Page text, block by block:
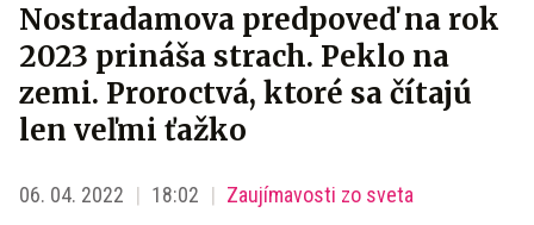
Nostradamova predpoveď na rok
2023 prináša strach. Peklo na
zemi. Proroctvá, ktoré sa čítajú
len veľmi ťažko
06. 04. 2022 18:02 Zaujímavosti zo sveta